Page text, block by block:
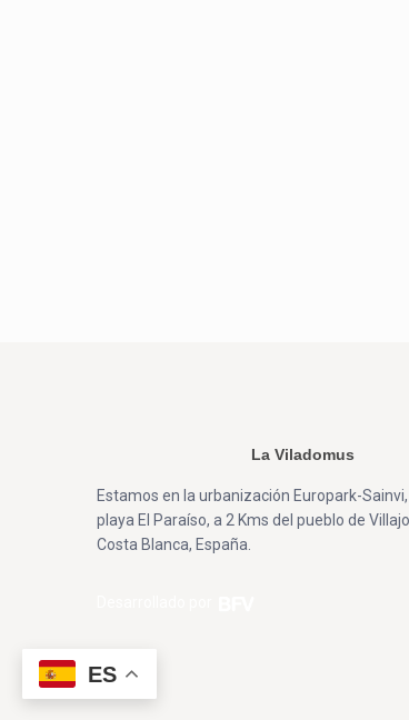
La Viladomus
Estamos en la urbanización Europark-
playa El Paraíso, a 2 Kms del pueblo de
Costa Blanca, España.
ES